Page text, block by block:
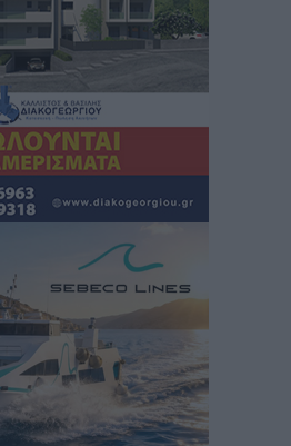
μεγάλες δεσμεύσεις
για τους γιατρούς των νησιών
με το Αττικόν για το
ώρες
η εθνική πρωτοβουλία
νέες συμμετοχές εταιρειών
για ηχορύπανση από
Αιγαίο
ώρες
θα πληρωθούν όσοι